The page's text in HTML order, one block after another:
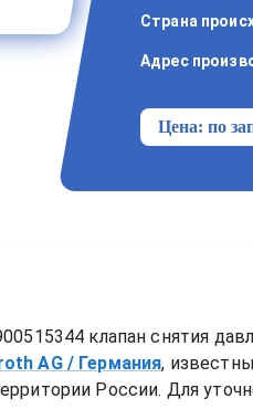
Страна
Адрес
Цена:по
клапан снятия
AG / Германия,
России. Для